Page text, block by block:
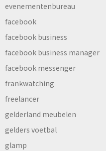
evenementenbureau
facebook
facebook business
facebook business manager
facebook messenger
frankwatching
freelancer
gelderland meubelen
gelders voetbal
glamp